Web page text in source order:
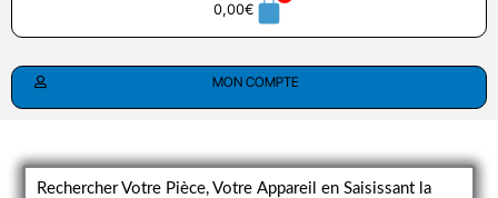
0,00€
MON COMPTE
Rechercher Votre Pièce, Votre Appareil en Saisissant la